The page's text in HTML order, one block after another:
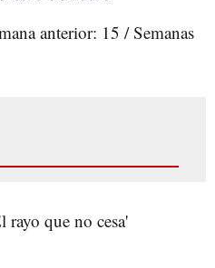
anterior: 15 / Semanas